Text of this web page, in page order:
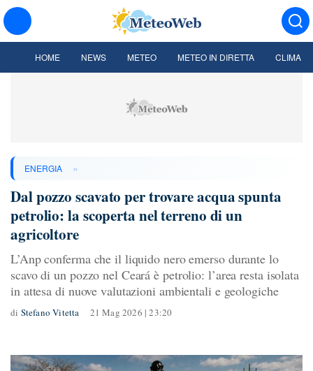
HOME NEWS METEO METEO IN DIRETTA CLIMA
ENERGIA »
Dal pozzo scavato per trovare acqua spunta
petrolio: la scoperta nel terreno di un
agricoltore
L’Anp conferma che il liquido nero emerso durante lo
scavo di un pozzo nel Ceará è petrolio: l’area resta isolata
in attesa di nuove valutazioni ambientali e geologiche
di Stefano Vitetta 21 Mag 2026 | 23:20